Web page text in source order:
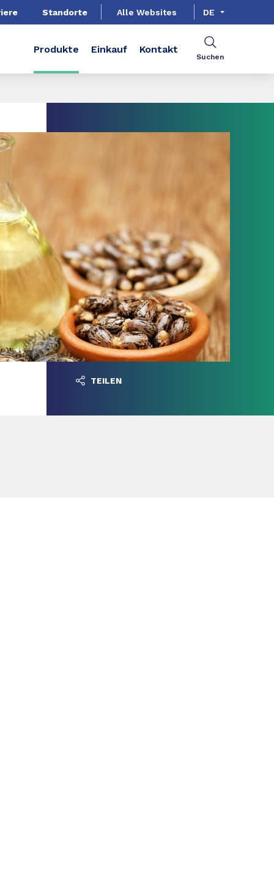
Standorte Alle Websites DE
Produkte Einkauf Kontakt
Suchen
TEILEN